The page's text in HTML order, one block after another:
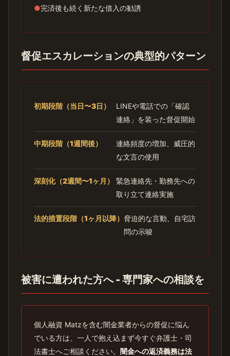
●完済後も続く新たな借入の勧誘
督促エスカレーションの典型的パターン
初期段階（当日〜3日）
LINEや電話での「確認
連絡」を装った督促開始
中期段階（1週間後）
連絡頻度の増加、威圧的
な文言の使用
深刻化（2週間〜1ヶ月）
緊急連絡先・勤務先への
取り立て連絡実施
法的措置段階（1ヶ月以降） 脅迫的な言動、自宅訪
問の示唆
被害に遭われた方へ - 専門家への相談を
個人融資 Matzを含む闇金業者からの督促に悩ん
でいる方は、一人で抱え込まず今すぐ弁護士・司
法書士へご相談ください。 闇金への返済義務は法